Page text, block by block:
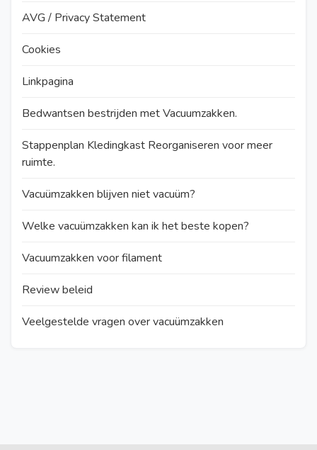
AVG / Privacy Statement
Cookies
Linkpagina
Bedwantsen bestrijden met Vacuumzakken.
Stappenplan Kledingkast Reorganiseren voor meer
ruimte.
Vacuümzakken blijven niet vacuüm?
Welke vacuümzakken kan ik het beste kopen?
Vacuumzakken voor filament
Review beleid
Veelgestelde vragen over vacuümzakken